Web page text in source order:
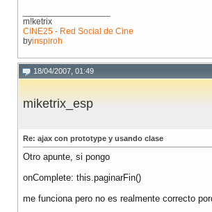
m!ketrix
CINE25 - Red Social de Cine
byinspiroh
18/04/2007, 01:49
miketrix_esp
Re: ajax con prototype y usando clase
Otro apunte, si pongo
onComplete: this.paginarFin()
me funciona pero no es realmente correcto